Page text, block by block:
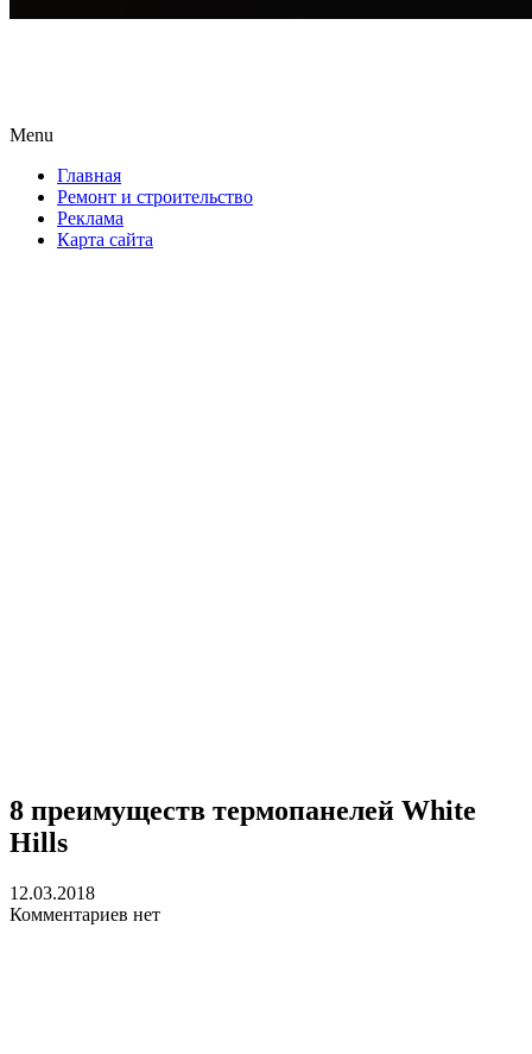
Menu
content
Главная
Ремонт и строительство
Реклама
Карта сайта
8 преимуществ термопанелей White
Hills
12.03.2018
Комментариев нет